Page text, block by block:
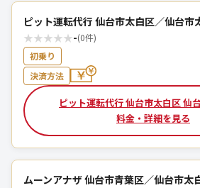
ピット運転代行 仙台市太白区／仙台市
★★★★★-(0件)
初乗り
決済方法
ピット運転代行 仙台市太白区 仙
料金・詳細を見る
ムーンアナザ 仙台市青葉区／仙台市太